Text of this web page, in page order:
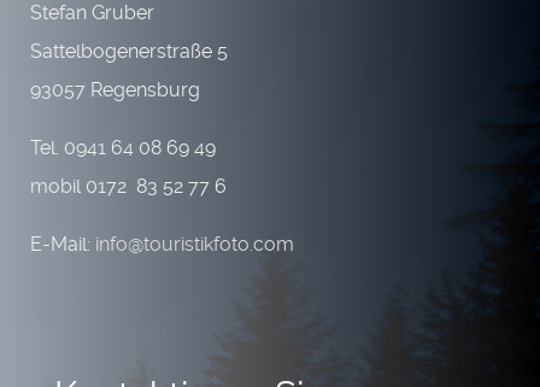
Stefan Gruber
Sattelbogenerstraße 5
93057 Regensburg
Tel. 0941 64 08 69 49
mobil 0172 83 52 77 6
E-Mail: info@touristikfoto.com